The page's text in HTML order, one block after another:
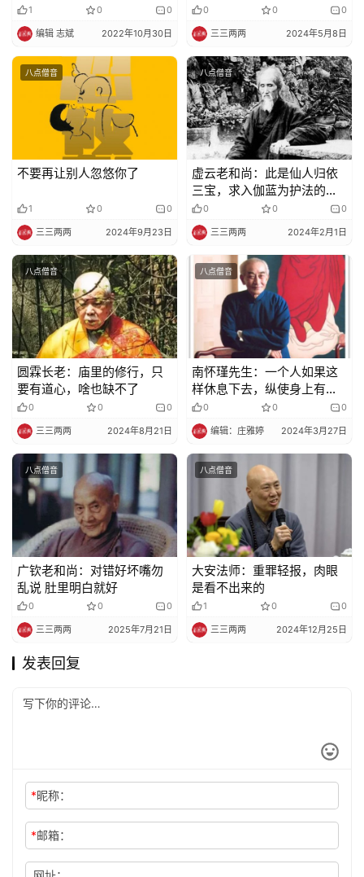
1 0 0
编辑 志斌 2022年10月30日
0 0 0
三三两两 2024年5月8日
八点僧音
不要再让别人忽悠你了
1 0 0
三三两两 2024年9月23日
八点僧音
虚云老和尚：此是仙人归依
三宝，求入伽蓝为护法的一
例0 0 0
三三两两 2024年2月1日
八点僧音
圆霖长老：庙里的修行，只
要有道心，啥也缺不了
0 0 0
三三两两 2024年8月21日
八点僧音
南怀瑾先生：一个人如果这
样休息下去，纵使身上有百
病也会好的
0 0 0
编辑：庄雅婷 2024年3月27日
八点僧音
广钦老和尚：对错好坏嘴勿
乱说 肚里明白就好
0 0 0
三三两两 2025年7月21日
八点僧音
大安法师：重罪轻报，肉眼
是看不出来的
1 0 0
三三两两 2024年12月25日
发表回复
*昵称：
*邮箱：